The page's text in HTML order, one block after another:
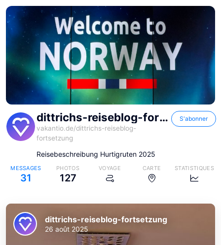
dittrichs-reiseblog-fortsetzung
vakantio.de/dittrichs-reiseblog-
fortsetzung
S'abonner
Reisebeschreibung Hurtigruten 2025
MESSAGES
31
PHOTOS
127
VOYAGE CARTE STATISTIQUES
dittrichs-reiseblog-fortsetzung
26 août 2025